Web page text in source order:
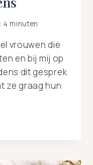
4 minuten
vrouwen die
en bij mij op
dit gesprek
ze graag hun